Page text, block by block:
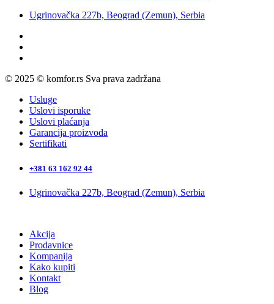
Ugrinovačka 227b, Beograd (Zemun), Serbia
© 2025 © komfor.rs Sva prava zadržana
Usluge
Uslovi isporuke
Uslovi plaćanja
Garancija proizvoda
Sertifikati
+381 63 162 92 44
Ugrinovačka 227b, Beograd (Zemun), Serbia
Akcija
Prodavnice
Kompanija
Kako kupiti
Kontakt
Blog